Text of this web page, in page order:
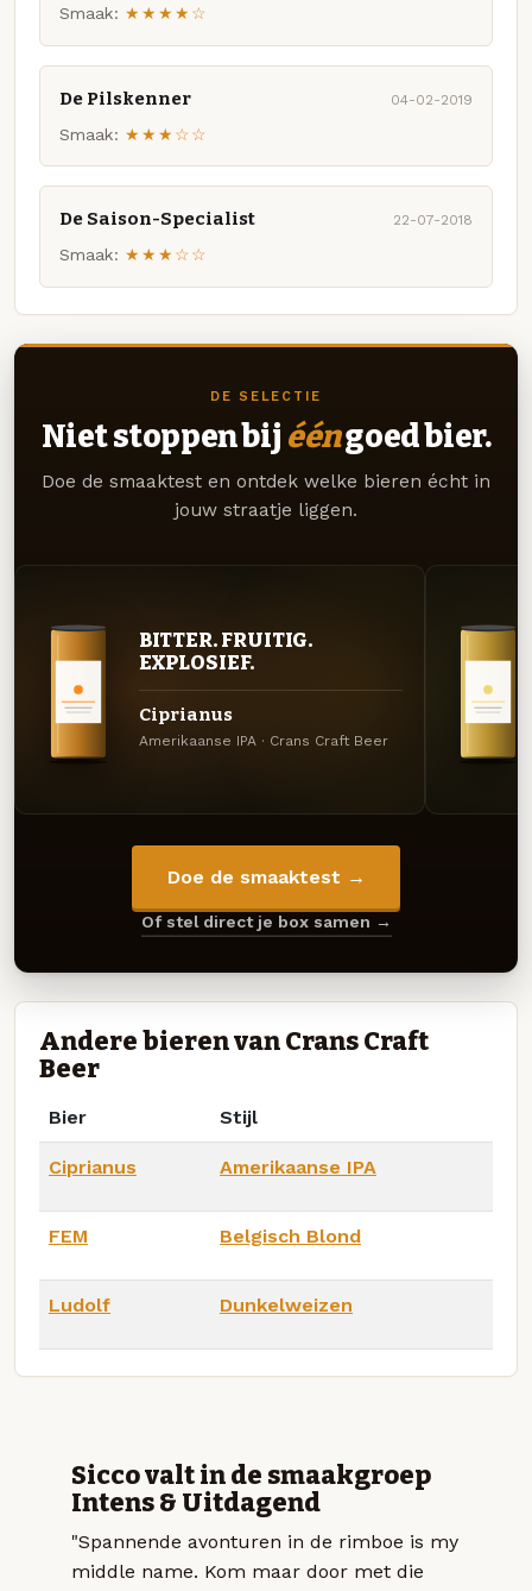
Smaak: ★★★★☆
De Pilskenner 04-02-2019
Smaak: ★★★☆☆
De Saison-Specialist 22-07-2018
Smaak: ★★★☆☆
DE SELECTIE
Niet stoppen bij ééngoed bier.
Doe de smaaktest en ontdek welke bieren écht in
jouw straatje liggen.
BITTER. FRUITIG.
EXPLOSIEF.
Ciprianus
Amerikaanse IPA · Crans Craft Beer
Doe de smaaktest →
Of stel direct je box samen →
Andere bieren van Crans Craft
Beer
Bier Stijl
Ciprianus Amerikaanse IPA
FEM Belgisch Blond
Ludolf Dunkelweizen
Sicco valt in de smaakgroep
Intens & Uitdagend
"Spannende avonturen in de rimboe is my
middle name. Kom maar door met die